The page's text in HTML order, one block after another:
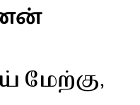
மேற்கு,